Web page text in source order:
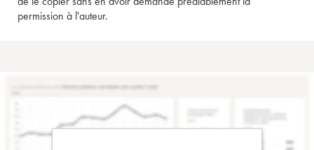
permission à l'auteur.